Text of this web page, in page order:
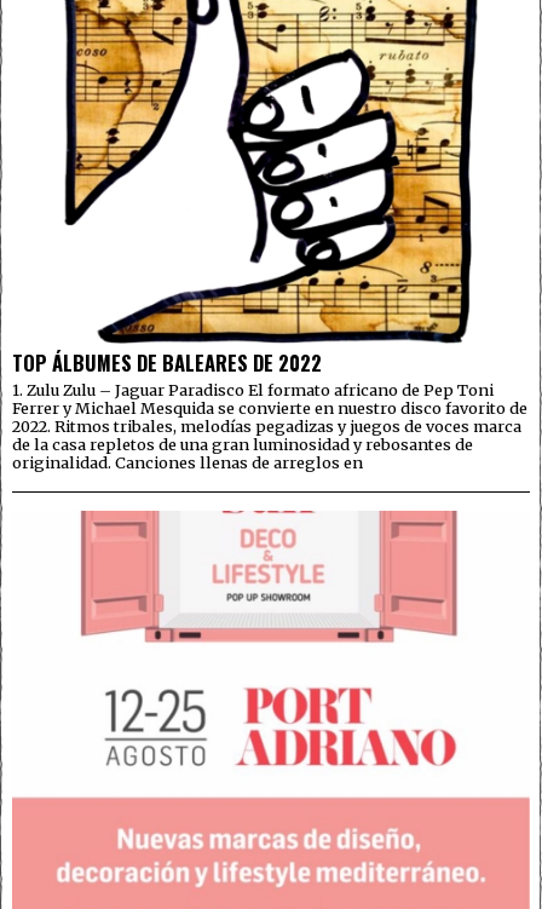
TOP ÁLBUMES DE BALEARES DE 2022
1. Zulu Zulu – Jaguar Paradisco El formato africano de Pep Toni
Ferrer y Michael Mesquida se convierte en nuestro disco favorito de
2022. Ritmos tribales, melodías pegadizas y juegos de voces marca
de la casa repletos de una gran luminosidad y rebosantes de
originalidad. Canciones llenas de arreglos en